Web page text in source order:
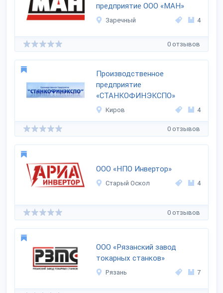
предприятие ООО «МАН»
Заречный 4
0 отзывов
Производственное
предприятие
«СТАНКОФИНЭКСПО»
Киров 4
0 отзывов
ООО «НПО Инвертор»
Старый Оскол 4
0 отзывов
ООО «Рязанский завод
токарных станков»
Рязань 7